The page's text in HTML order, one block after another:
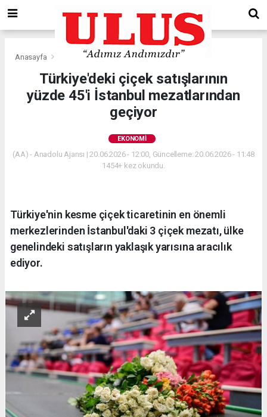
Anasayfa Ekonomi
Türkiye'deki çiçek satışlarının
yüzde 45'i İstanbul mezatlarından
geçiyor
EKONOMI
(AA) - Anadolu Ajansı | 20.06.2026 - 12:00, Güncelleme: 20.06.2026 - 11:48
1454+ kez okundu.
Türkiye'nin kesme çiçek ticaretinin en önemli
merkezlerinden İstanbul'daki 3 çiçek mezatı, ülke
genelindeki satışların yaklaşık yarısına aracılık
ediyor.